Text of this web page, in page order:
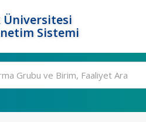
Üniversitesi
Sistemi